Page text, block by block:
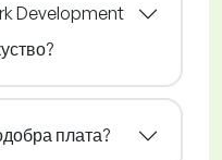
Development
плата?